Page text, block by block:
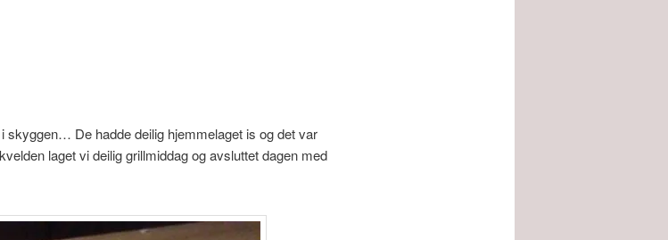
skyggen… De hadde deilig hjemmelaget is og det var
laget vi deilig grillmiddag og avsluttet dagen med